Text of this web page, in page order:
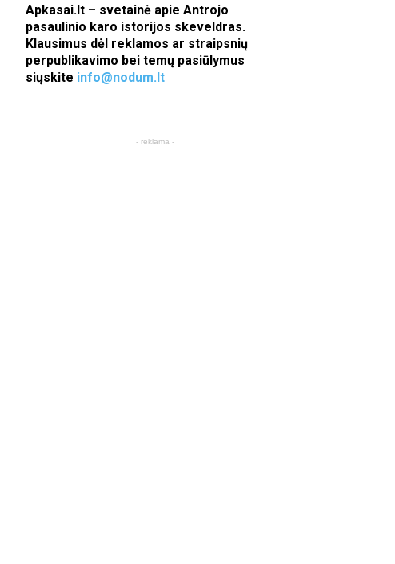
Apkasai.lt – svetainė apie Antrojo
pasaulinio karo istorijos skeveldras.
Klausimus dėl reklamos ar straipsnių
perpublikavimo bei temų pasiūlymus
siųskite info@nodum.lt
- reklama -